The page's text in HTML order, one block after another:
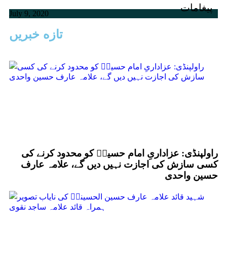
پیغامات
July 9, 2020
تازه خبریں
راولپنڈی: عزاداریِ امام حسینؑ کو محدود کرنے کی
کسی سازش کی اجازت نہیں دیں گے، علامہ عارف
حسین واحدی